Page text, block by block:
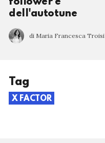
follower e
dell'autotune
di Maria Francesca Troisi
Tag
X FACTOR